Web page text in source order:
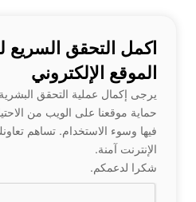
اكمل التحقق السريع
الموقع الإلكتروني
يرجى إكمال عملية التحقق
حماية موقعنا على الويب من
فيها وسوء الاستخدام. تساهم
الإنترنت آمنة.
شكرا لدعمكم.